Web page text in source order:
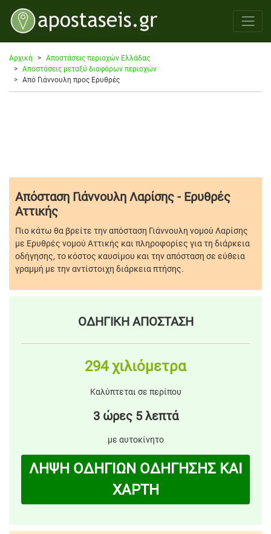
Αρχική
Αποστάσεις περιοχών Ελλάδας
Αποστάσεις μεταξύ διαφόρων περιοχών
Από Γιάννουλη προς Ερυθρές
Απόσταση Γιάννουλη Λαρίσης - Ερυθρές
Αττικής
Πιο κάτω θα βρείτε την απόσταση Γιάννουλη νομού Λαρίσης
με Ερυθρές νομού Αττικής και πληροφορίες για τη διάρκεια
οδήγησης, το κόστος καυσίμου και την απόσταση σε εύθεια
γραμμή με την αντίστοιχη διάρκεια πτήσης.
ΟΔΗΓΙΚΗ ΑΠΟΣΤΑΣΗ
294 χιλιόμετρα
Καλύπτεται σε περίπου
3 ώρες 5 λεπτά
με αυτοκίνητο
ΛΗΨΗ ΟΔΗΓΙΩΝ ΟΔΗΓΗΣΗΣ ΚΑΙ
ΧΑΡΤΗ